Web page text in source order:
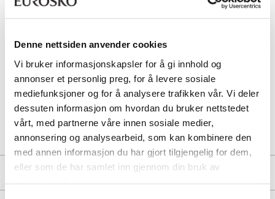
Denne nettsiden anvender cookies
Vi bruker informasjonskapsler for å gi innhold og
annonser et personlig preg, for å levere sosiale
mediefunksjoner og for å analysere trafikken vår. Vi deler
dessuten informasjon om hvordan du bruker nettstedet
vårt, med partnerne våre innen sosiale medier,
annonsering og analysearbeid, som kan kombinere den
med annen informasjon du har gjort tilgjengelig for dem,
eller som de har samlet inn gjennom din bruk av
Elegante slingback-pumps med skinnfôr fra Stockholm Design
økt komfort. Avspisset silhuett i front, og en elegant og komfortabel
hæl på 5 cm. Smart elastikkdetalj på bakremmen som gjør at
pumpsen sitter pent på foten.
Art. nr
36663001
26V1185
Produktdetaljer